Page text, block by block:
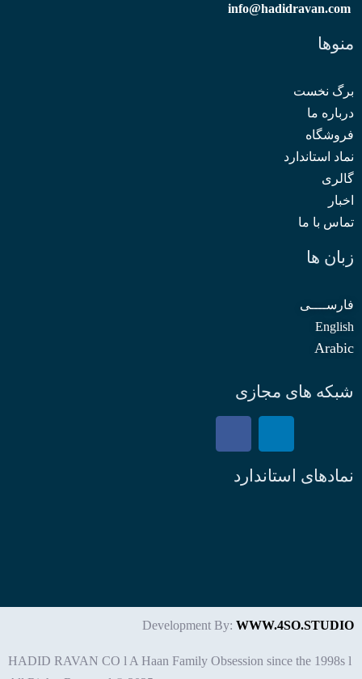
info@hadidravan.com
منوها
برگ نخست
درباره ما
فروشگاه
نماد استاندارد
گالری
اخبار
تماس با ما
زبان ها
فارســــی
English
Arabic
شبکه های مجازی
نمادهای استاندارد
Development By: WWW.4SO.STUDIO
HADID RAVAN CO l A Haan Family Obsession since the 1998s l